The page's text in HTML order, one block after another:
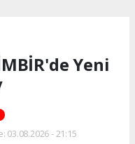
Yeni
03.08.2026 - 21:15